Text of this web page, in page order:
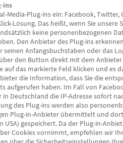
ins
Media-Plug-ins ein: Facebook, Twitter,
Lösung. Das heißt, wenn Sie unsere
keine personenbezogenen
Den Anbieter des Plug-ins
seinen Anfangsbuchstaben oder das
den Button direkt mit dem Anbieter
auf das markierte Feld klicken und es
die Information, dass Sie die
aufgerufen haben. Im Fall von
Deutschland die IP-Adresse sofort
des Plug-ins werden also
Plug-in-Anbieter übermittelt und dort
gespeichert. Da der Plug-in-
Cookies vornimmt, empfehlen wir